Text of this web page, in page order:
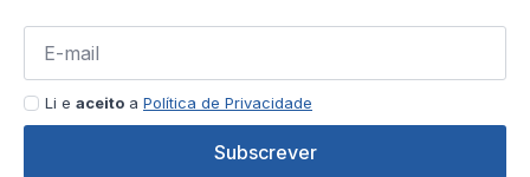
Li e aceito a Política de Privacidade
Subscrever